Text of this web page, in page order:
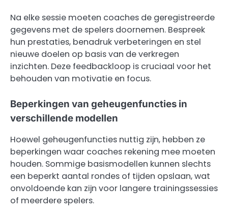
Na elke sessie moeten coaches de geregistreerde
gegevens met de spelers doornemen. Bespreek
hun prestaties, benadruk verbeteringen en stel
nieuwe doelen op basis van de verkregen
inzichten. Deze feedbackloop is cruciaal voor het
behouden van motivatie en focus.
Beperkingen van geheugenfuncties in
verschillende modellen
Hoewel geheugenfuncties nuttig zijn, hebben ze
beperkingen waar coaches rekening mee moeten
houden. Sommige basismodellen kunnen slechts
een beperkt aantal rondes of tijden opslaan, wat
onvoldoende kan zijn voor langere trainingssessies
of meerdere spelers.